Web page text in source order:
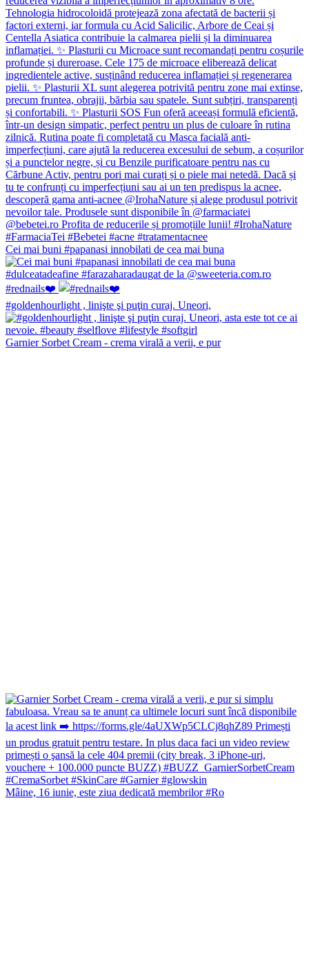
Cei mai buni #papanasi innobilati de cea mai buna
#rednails❤️
#goldenhourlight , linişte şi puţin curaj. Uneori,
Garnier Sorbet Cream - crema virală a verii, e pur
Mâine, 16 iunie, este ziua dedicată membrilor #Ro